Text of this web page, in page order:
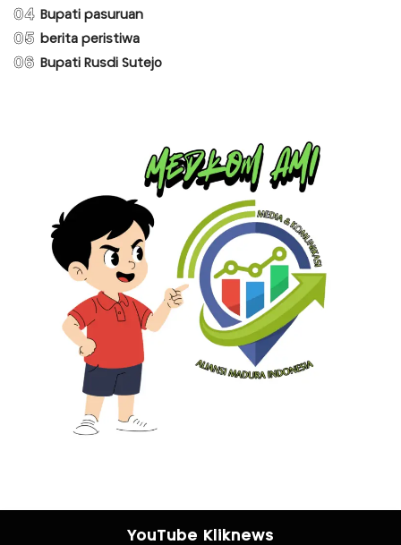
04 Bupati pasuruan
05 berita peristiwa
06 Bupati Rusdi Sutejo
YouTube Kliknews